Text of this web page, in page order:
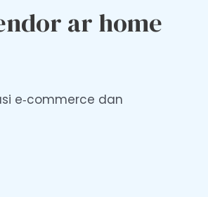
ar home
e‑commerce dan